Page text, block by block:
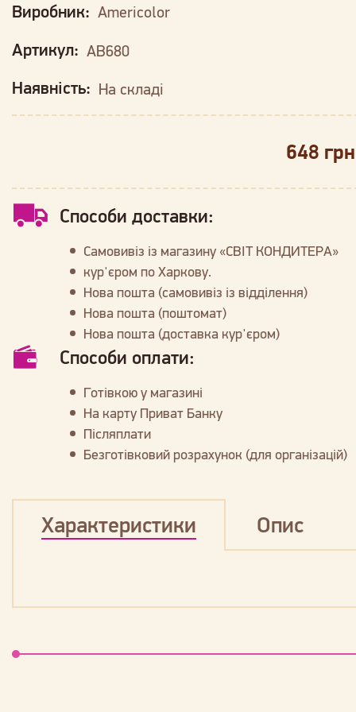
Виробник: Americolor
Артикул: AB680
Наявність: На складі
648 грн
Способи доставки:
Самовивіз із магазину «СВІТ КОНДИТЕРА»
кур'єром по Харкову.
Нова пошта (самовивіз із відділення)
Нова пошта (поштомат)
Нова пошта (доставка кур'єром)
Способи оплати:
Готівкою у магазині
На карту Приват Банку
Післяплати
Безготівковий розрахунок (для організацій)
Характеристики Опис